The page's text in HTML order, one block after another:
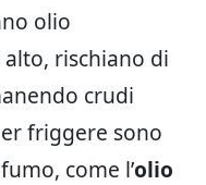
olio
rischiano di
crudi
friggere sono
come l’olio